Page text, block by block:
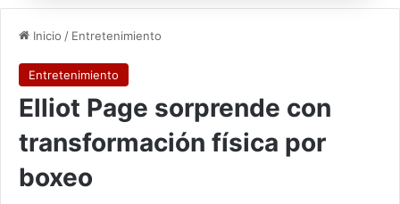
Inicio / Entretenimiento
Entretenimiento
Elliot Page sorprende con
transformación física por
boxeo